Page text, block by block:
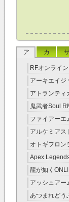
ア カ
RFオンライ
RMT
アーキエイジ
ウオ) RMT
アトランティ
RMT|Atlantica
鬼武者Soul
ファイアーエ
ーローズ(FE
RMT
アルケミアス
（アルスト）
オトギフロン
Apex
龍が如く
アッシュアー
線 RMT
あつまれどう